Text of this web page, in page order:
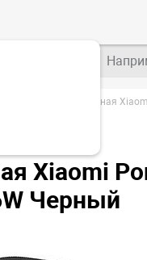
Акустика портативная
Xiaomi
Черный